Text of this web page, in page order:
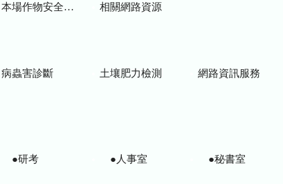
本場作物安全用藥資訊 相關網路資源
病蟲害診斷 土壤肥力檢測 網路資訊服務
●研考 ●人事室 ●秘書室